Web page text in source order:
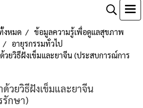
งหมด
ข้อมูลความรู้เพื่อดูแลสุขภาพ
อายุรกรรมทั่วไป
ยวิธีฝังเข็มและยาจีน (ประสบการณ์การ
วยวิธีฝังเข็มและยาจีน
กษา)